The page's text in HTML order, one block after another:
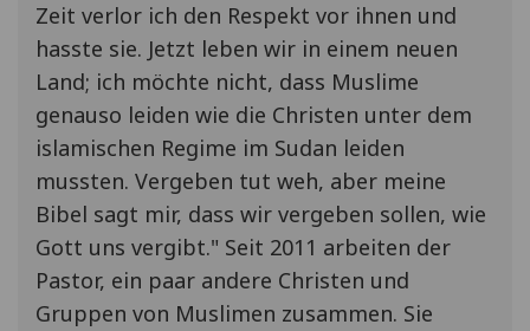
Zeit verlor ich den Respekt vor ihnen und
hasste sie. Jetzt leben wir in einem neuen
Land; ich möchte nicht, dass Muslime
genauso leiden wie die Christen unter dem
islamischen Regime im Sudan leiden
mussten. Vergeben tut weh, aber meine
Bibel sagt mir, dass wir vergeben sollen, wie
Gott uns vergibt." Seit 2011 arbeiten der
Pastor, ein paar andere Christen und
Gruppen von Muslimen zusammen. Sie